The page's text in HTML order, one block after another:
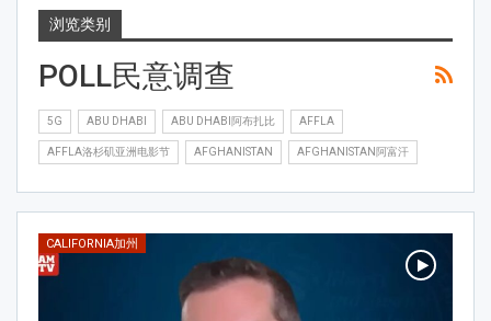
浏览类别
POLL民意调查
5G ABU DHABI ABU DHABI阿布扎比 AFFLA
AFFLA洛杉矶亚洲电影节 AFGHANISTAN AFGHANISTAN阿富汗
CALIFORNIA加州